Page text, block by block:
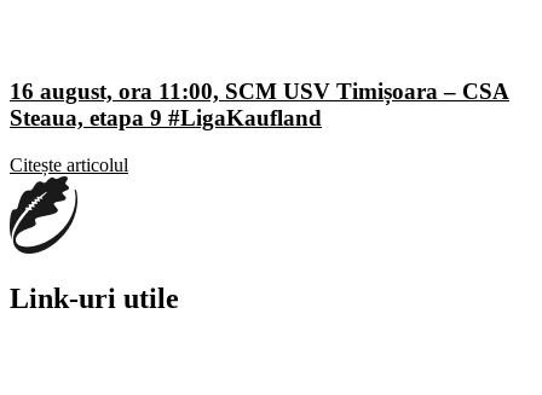
16 august, ora 11:00, SCM USV Timișoara – CSA
Steaua, etapa 9 #LigaKaufland
Citește articolul
Link-uri utile